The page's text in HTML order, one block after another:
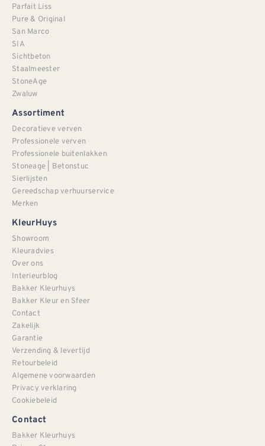
Parfait Liss
Pure & Original
San Marco
SIA
Sichtbeton
Staalmeester
StoneAge
Zwaluw
Assortiment
Decoratieve verven
Professionele verven
Professionele buitenlakken
Stoneage | Betonstuc
Sierlijsten
Gereedschap verhuurservice
Merken
KleurHuys
Showroom
Kleuradvies
Over ons
Interieurblog
Bakker Kleurhuys
Bakker Kleur en Sfeer
Contact
Zakelijk
Garantie
Verzending & levertijd
Retourbeleid
Algemene voorwaarden
Privacy verklaring
Cookiebeleid
Contact
Bakker Kleurhuys